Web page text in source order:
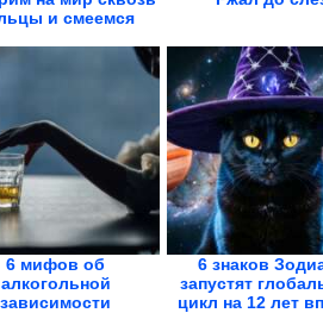
и смеемся
6 мифов об
алкогольной
зависимости
6 знаков
запустят
цикл на 12 лет